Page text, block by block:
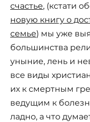
счастье, (кстати
новую книгу о
семье) мы уже
большинства
уныние, лень и
все виды
их к смертным
ведущим к
ладно, а что